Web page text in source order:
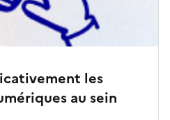
les
au sein